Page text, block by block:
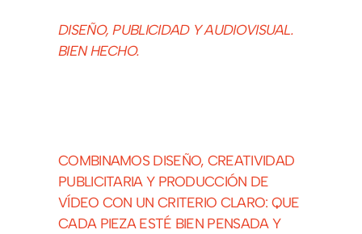
DISEÑO, PUBLICIDAD Y AUDIOVISUAL.
BIEN HECHO.
COMBINAMOS DISEÑO, CREATIVIDAD
PUBLICITARIA Y PRODUCCIÓN DE
VÍDEO CON UN CRITERIO CLARO: QUE
CADA PIEZA ESTÉ BIEN PENSADA Y